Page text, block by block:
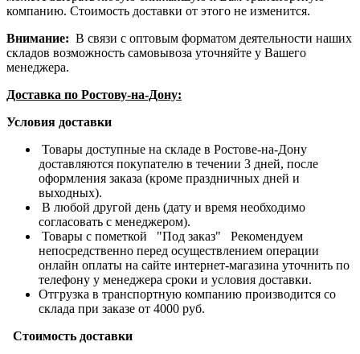
компанию. Стоимость доставки от этого не изменится.
Внимание: В связи с оптовым форматом деятельности наших
складов возможность самовывоза уточняйте у Вашего
менеджера.
Доставка по Ростову-на-Дону:
Условия доставки
Товары доступные на складе в Ростове-на-Дону
доставляются покупателю в течении 3 дней, после
оформления заказа (кроме праздничных дней и
выходных).
В любой другой день (дату и время необходимо
согласовать с менеджером).
Товары с пометкой "Под заказ" Рекомендуем
непосредственно перед осуществлением операции
онлайн оплаты на сайте интернет-магазина уточнить по
телефону у менеджера сроки и условия доставки.
Отгрузка в транспортную компанию производится со
склада при заказе от 4000 руб.
Стоимость доставки